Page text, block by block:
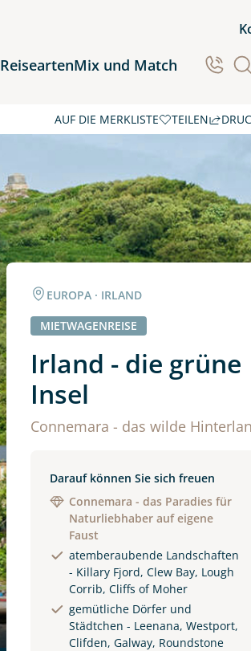
ReiseartenMix und Match
AUF DIE MERKLISTE TEILEN
EUROPA · IRLAND
MIETWAGENREISE
Irland - die grüne
Insel
Connemara - das wilde
Darauf können Sie sich freuen
Connemara - das Paradies für
Naturliebhaber auf eigene
Faust
atemberaubende Landschaften
- Killary Fjord, Clew Bay, Lough
Corrib, Cliffs of Moher
gemütliche Dörfer und
Städtchen - Leenana, Westport,
Clifden, Galway, Roundstone